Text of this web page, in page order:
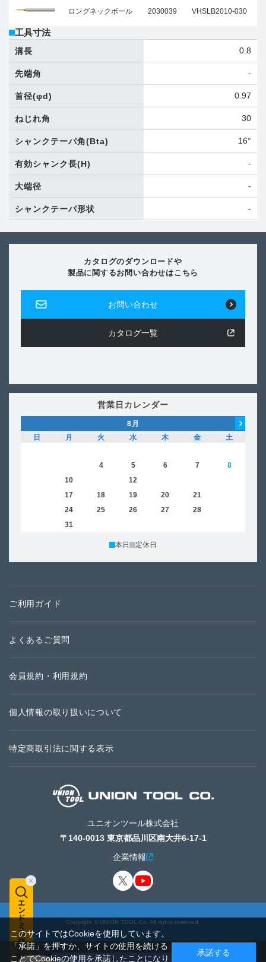
ロングネックボール 2030039 VHSLB2010-030
工具寸法
溝長 0.8
先端角 -
首径(φd) 0.97
ねじれ角 30
シャンクテーパ角(Bta) 16°
有効シャンク長(H) -
大端径 -
シャンクテーパ形状 -
カタログのダウンロードや
製品に関するお問い合わせはこちら
お問い合わせ
カタログ一覧
営業日カレンダー
8 月
日
月 火 水 木 金
土
4 5 6 7
8
10 12
17 18 19 20 21
24 25 26 27 28
31
本日 定休日
ご利用ガイド
よくあるご質問
会員規約・利用規約
個人情報の取り扱いについて
特定商取引法に関する表示
ユニオンツール株式会社
〒140-0013 東京都品川区南大井6-17-1
企業情報
Copyright © UNION TOOL Co. All rights reserved.
このサイトではCookieを使用しています。
「承諾」を押すか、サイトの使用を続ける
ことでCookieの使用を承諾したことになり
承諾する